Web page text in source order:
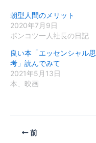
朝型人間のメリット
2020年7月9日
ポンコツ一人社長の日記
良い本「エッセンシャル思
考」読んでみて
2021年5月13日
本、映画
前